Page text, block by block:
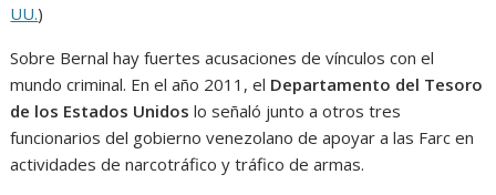
UU.)
Sobre Bernal hay fuertes acusaciones de vínculos con el
mundo criminal. En el año 2011, el Departamento del Tesoro
de los Estados Unidos lo señaló junto a otros tres
funcionarios del gobierno venezolano de apoyar a las Farc en
actividades de narcotráfico y tráfico de armas.